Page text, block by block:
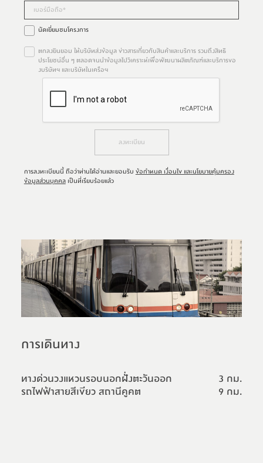
นัดเยี่ยมชมโครงการ
ตกลงยินยอม ให้บริษัทส่งข้อมูล ข่าวสารเกี่ยวกับสินค้าและบริการ รวมถึงสิทธิ
ประโยชน์อื่น ๆ ตลอดจนนำข้อมูลไปวิเคราะห์เพื่อพัฒนาผลิตภัณฑ์และบริการขอ
งบริษัทฯ และบริษัทในเครือฯ
ลงทะเบียน
การลงทะเบียนนี้ ถือว่าท่านได้อ่านและยอมรับ ข้อกำหนด เงื่อนไข และนโยบายคุ้มครอง
ข้อมูลส่วนบุคคล เป็นที่เรียบร้อยแล้ว
การเดินทาง
ทางด่วนวงแหวนรอบนอกฝั่งตะวันออก
3 กม.
รถไฟฟ้าสายสีเขียว สถานีคูคต
9 กม.